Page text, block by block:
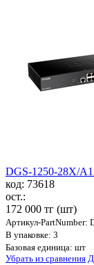
DGS-1250-28X/
код: 73618
ост.:
172 000 тг (шт)
Артикул-PartNumber:
В упаковке: 3
Базовая единица: шт
Убрать из сравнения